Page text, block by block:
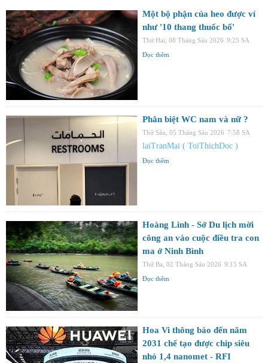
Một bộ phận của heo được ví
như '10 thang thuốc bổ'
Thứ Hai, 08 Tháng Sáu 2026 9:25 SA
Đọc thêm
Phân biệt WC nam và nữ ?
Thứ Sáu, 05 Tháng Sáu 2026 7:58 SA
laiTranMai ( ToiThichDoc )
Đọc thêm
Hoàng Linh - Sở Du lịch mời
công an vào cuộc điều tra con
ma ở Ninh Bình
Thứ Ba, 02 Tháng Sáu 2026 9:15 SA
Đọc thêm
Hoa Vi thông báo đến năm
2031 chế tạo được chip siêu
nhỏ 1,4 nanomet - RFI